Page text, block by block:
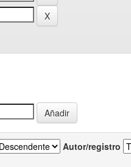
Autor/registro